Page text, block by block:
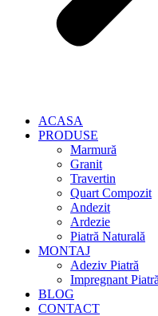
ACASA
PRODUSE
Marmură
Granit
Travertin
Quart Compozit
Andezit
Ardezie
Piatră Naturală
MONTAJ
Adeziv Piatră
Impregnant Piatră
BLOG
CONTACT